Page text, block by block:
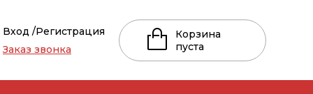
Вход /Регистрация
Заказ звонка
Корзина
пуста